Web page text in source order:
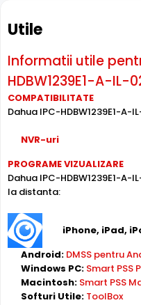
BLC (Compensare Lumina)
Functia BLC(Backlight
dotata camera Dahua IPC-
permite ca obiectele
(de exemplu, in dreptul
microfon incorporat
timp real. Sunetul se
utila pentru verificarea
zona monitorizata.
Alimentare PoE
Utile
Informatii utile
HDBW1239E1-A-IL-
COMPATIBILITATE
Dahua IPC-HDBW1239E1-
NVR-uri
PROGRAME VIZUALIZARE
Dahua IPC-HDBW1239E1-
la distanta:
iPhone, iPad,
Android: DMSS pentru
Windows PC: Smart PSS
Macintosh: Smart PSS
Softuri Utile: ToolBox